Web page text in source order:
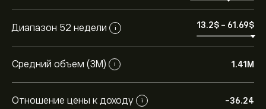
Диапазон 52 недели i 13.2‎$‎ - 61.69‎$‎
Средний объем (3М) i 1.41M
Отношение цены к доходу i -36.24